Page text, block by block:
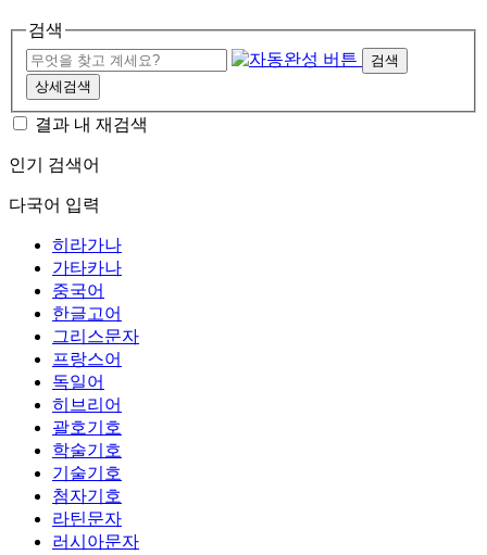
검색
검색
상세검색
결과 내 재검색
인기 검색어
다국어 입력
히라가나
가타카나
중국어
한글고어
그리스문자
프랑스어
독일어
히브리어
괄호기호
학술기호
기술기호
첨자기호
라틴문자
러시아문자